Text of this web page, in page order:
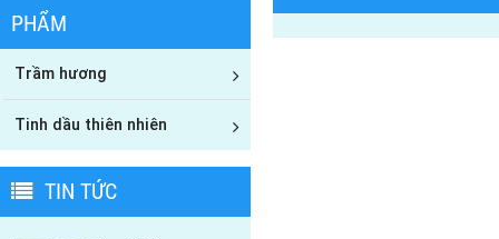
PHẨM
Trầm hương
Tinh dầu thiên nhiên
TIN TỨC